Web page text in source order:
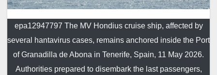
epa12947797 The MV Hondius cruise ship, affected by
several hantavirus cases, remains anchored inside the Port
of Granadilla de Abona in Tenerife, Spain, 11 May 2026.
Authorities prepared to disembark the last passengers,